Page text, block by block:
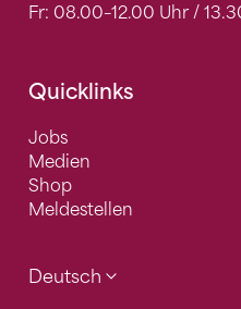
Fr: 08.00–12.00 Uhr /
Quicklinks
Jobs
Medien
Shop
Meldestellen
Deutsch